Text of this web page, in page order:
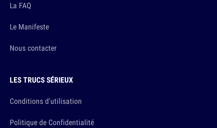
La FAQ
Le Manifeste
Nous contacter
LES TRUCS SÉRIEUX
Conditions d'utilisation
Politique de Confidentialité